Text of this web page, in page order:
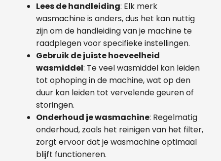
Lees de handleiding: Elk merk
wasmachine is anders, dus het kan nuttig
zijn om de handleiding van je machine te
raadplegen voor specifieke instellingen.
Gebruik de juiste hoeveelheid
wasmiddel: Te veel wasmiddel kan leiden
tot ophoping in de machine, wat op den
duur kan leiden tot vervelende geuren of
storingen.
Onderhoud je wasmachine: Regelmatig
onderhoud, zoals het reinigen van het filter,
zorgt ervoor dat je wasmachine optimaal
blijft functioneren.